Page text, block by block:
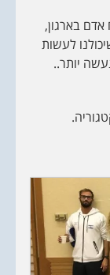
בארגון,
לעשות
יותר..